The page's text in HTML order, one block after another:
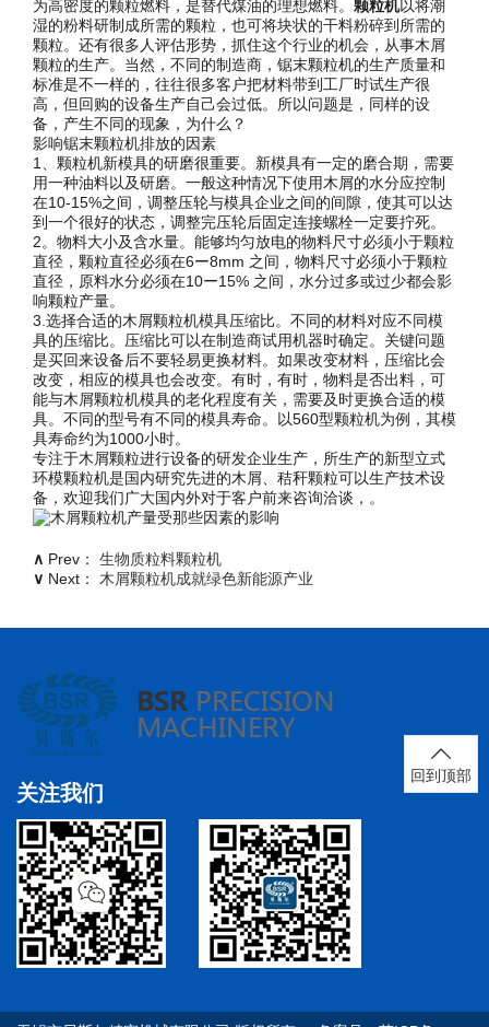
回到顶部
为高密度的颗粒燃料，是替代煤油的理想燃料。 颗粒机以将潮
湿的粉料研制成所需的颗粒，也可将块状的干料粉碎到所需的
颗粒。还有很多人评估形势，抓住这个行业的机会，从事木屑
颗粒的生产。当然，不同的制造商，锯末颗粒机的生产质量和
标准是不一样的，往往很多客户把材料带到工厂时试生产很
高，但回购的设备生产自己会过低。所以问题是，同样的设
备，产生不同的现象，为什么？
影响锯末颗粒机排放的因素
1、颗粒机新模具的研磨很重要。新模具有一定的磨合期，需要
用一种油料以及研磨。一般这种情况下使用木屑的水分应控制
在10-15%之间，调整压轮与模具企业之间的间隙，使其可以达
到一个很好的状态，调整完压轮后固定连接螺栓一定要拧死。
2。物料大小及含水量。能够均匀放电的物料尺寸必须小于颗粒
直径，颗粒直径必须在6ー8mm 之间，物料尺寸必须小于颗粒
直径，原料水分必须在10ー15% 之间，水分过多或过少都会影
响颗粒产量。
3.选择合适的木屑颗粒机模具压缩比。不同的材料对应不同模
具的压缩比。压缩比可以在制造商试用机器时确定。关键问题
是买回来设备后不要轻易更换材料。如果改变材料，压缩比会
改变，相应的模具也会改变。有时，有时，物料是否出料，可
能与木屑颗粒机模具的老化程度有关，需要及时更换合适的模
具。不同的型号有不同的模具寿命。以560型颗粒机为例，其模
具寿命约为1000小时。
专注于木屑颗粒进行设备的研发企业生产，所生产的新型立式
环模颗粒机是国内研究先进的木屑、秸秆颗粒可以生产技术设
备，欢迎我们广大国内外对于客户前来咨询洽谈，。
∧ Prev： 生物质粒料颗粒机
∨ Next： 木屑颗粒机成就绿色新能源产业
关注我们